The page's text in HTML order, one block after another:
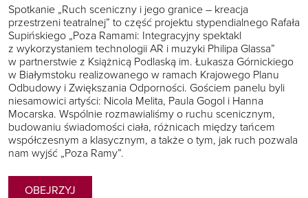
Spotkanie „Ruch sceniczny i jego granice – kreacja
przestrzeni teatralnej” to część projektu stypendialnego Rafała
Supińskiego „Poza Ramami: Integracyjny spektakl
z wykorzystaniem technologii AR i muzyki Philipa Glassa”
w partnerstwie z Książnicą Podlaską im. Łukasza Górnickiego
w Białymstoku realizowanego w ramach Krajowego Planu
Odbudowy i Zwiększania Odporności. Gościem panelu byli
niesamowici artyści: Nicola Melita, Paula Gogol i Hanna
Mocarska. Wspólnie rozmawialiśmy o ruchu scenicznym,
budowaniu świadomości ciała, różnicach między tańcem
współczesnym a klasycznym, a także o tym, jak ruch pozwala
nam wyjść „Poza Ramy”.
OBEJRZYJ